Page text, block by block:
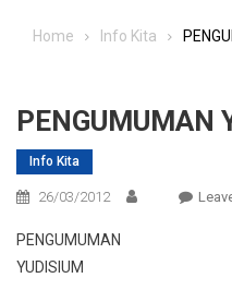
Home Info Kita
PENGUMUMAN
Info Kita
26/03/2012
PENGUMUMAN
YUDISIUM